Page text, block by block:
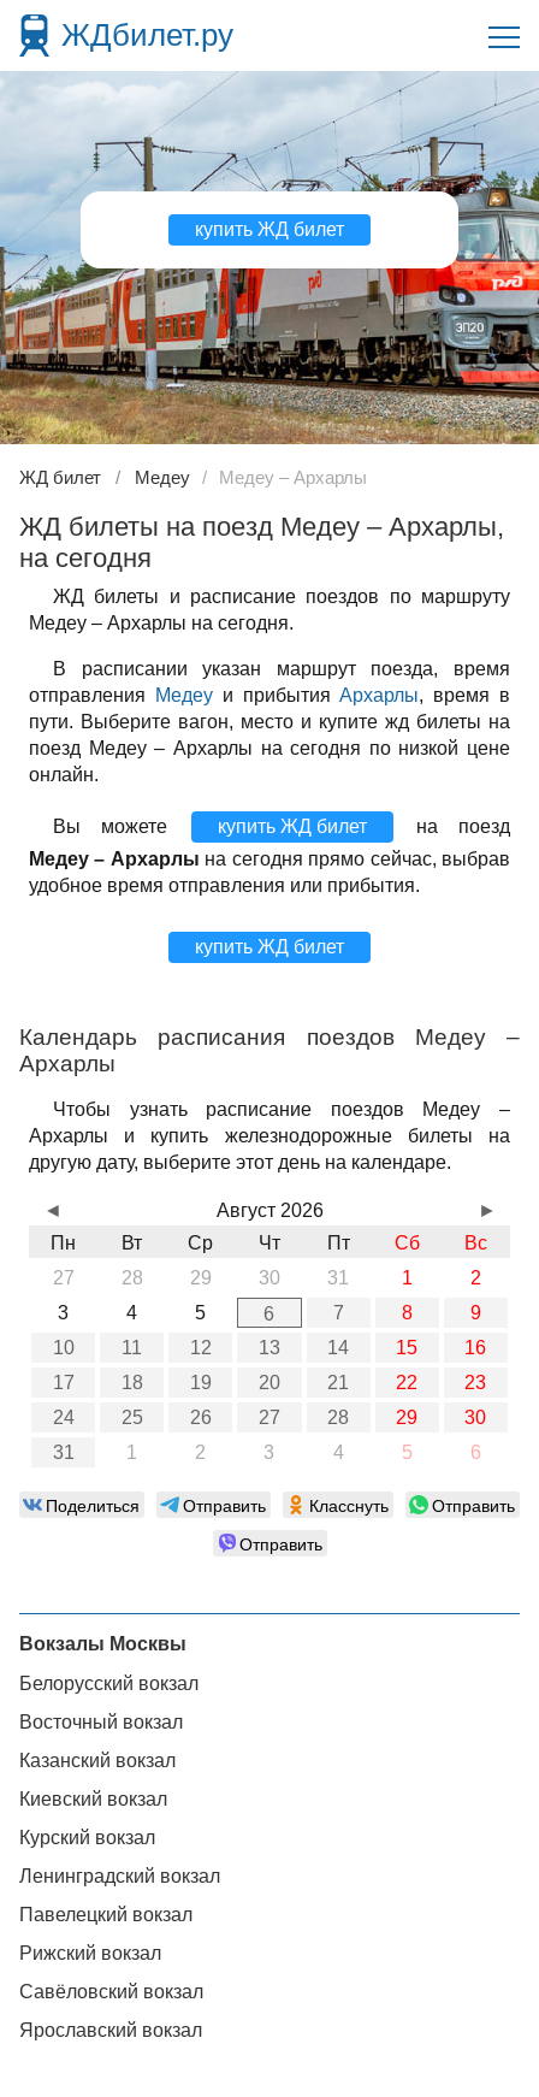
ЖДбилет.ру
купить ЖД билет
ЖД билет Медеу Медеу – Архарлы
ЖД билеты на поезд Медеу – Архарлы,
на сегодня
ЖД билеты и расписание поездов по маршруту
Медеу – Архарлы на сегодня.
В расписании указан маршрут поезда, время
отправления
Медеуи прибытияАрхарлы, время в
пути. Выберите вагон, место и купите жд билеты на
поезд Медеу – Архарлы на сегодня по низкой цене
онлайн.
Вы можете купить ЖД билет
на поезд
Медеу – Архарлы на сегодня прямо сейчас, выбрав
удобное время отправления или прибытия.
купить ЖД билет
Календарь расписания поездов Медеу –
Архарлы
Чтобы узнать расписание поездов Медеу –
Архарлы и купить железнодорожные билеты на
другую дату, выберите этот день на календаре.
Август 2026
Пн
Вт Ср Чт Пт Сб
Вс
27
28 29 30 31 1
2
3
4 5 6 7 8
9
10
11 12 13 14 15
16
17
18 19 20 21 22
23
24
25 26 27 28 29
30
31
1 2 3 4 5 6
◄ ►
Поделиться Отправить Класснуть
Отправить
Отправить
Вокзалы Москвы
Белорусский вокзал
Восточный вокзал
Казанский вокзал
Киевский вокзал
Курский вокзал
Ленинградский вокзал
Павелецкий вокзал
Рижский вокзал
Савёловский вокзал
Ярославский вокзал